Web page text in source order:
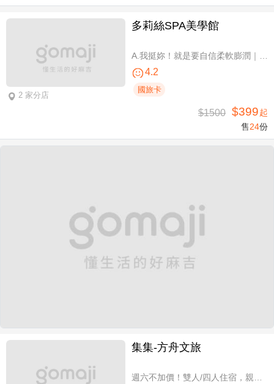
2 家分店
多莉絲SPA美學館
4.2
國旅卡
$1500 $399起
售24份
集集-方舟文旅